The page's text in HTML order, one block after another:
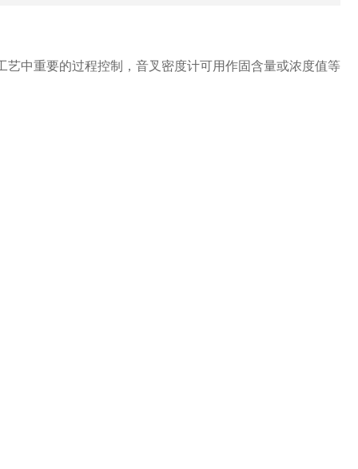
中重要的过程控制，音叉密度计可用作固含量或浓度值等